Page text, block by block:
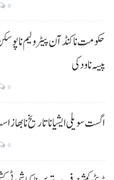
0
پیسہ نا ودکی
0
5 اگست سویلی ایشیا نا تاریخ نا
0